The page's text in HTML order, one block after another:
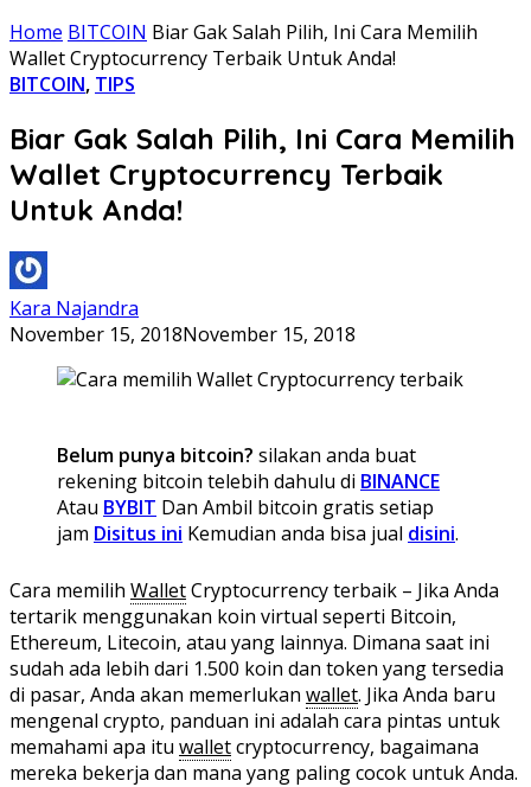
Home BITCOIN Biar Gak Salah Pilih, Ini Cara Memilih
Wallet Cryptocurrency Terbaik Untuk Anda!
BITCOIN, TIPS
Biar Gak Salah Pilih, Ini Cara Memilih
Wallet Cryptocurrency Terbaik
Untuk Anda!
Kara Najandra
November 15, 2018November 15, 2018
Belum punya bitcoin? silakan anda buat
rekening bitcoin telebih dahulu di BINANCE
Atau BYBIT Dan Ambil bitcoin gratis setiap
jam Disitus ini Kemudian anda bisa jual disini.
Cara memilih WalletCryptocurrency terbaik – Jika Anda
tertarik menggunakan koin virtual seperti Bitcoin,
Ethereum, Litecoin, atau yang lainnya. Dimana saat ini
sudah ada lebih dari 1.500 koin dan token yang tersedia
di pasar, Anda akan memerlukan wallet. Jika Anda baru
mengenal crypto, panduan ini adalah cara pintas untuk
memahami apa itu walletcryptocurrency, bagaimana
mereka bekerja dan mana yang paling cocok untuk Anda.